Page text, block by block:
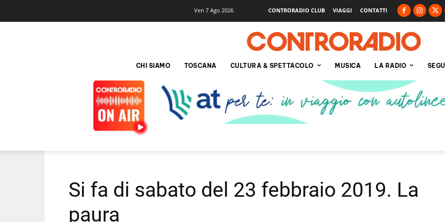
Ven 7 Ago 2026 CONTRORADIO CLUB VIAGGI CONTATTI
CHI SIAMO TOSCANA CULTURA & SPETTACOLO MUSICA LA RADIO
Si fa di sabato del 23 febbraio 2019. La
paura